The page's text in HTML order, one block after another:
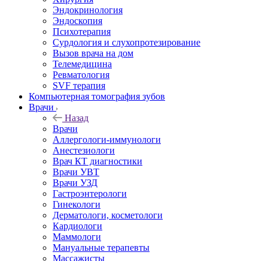
Эндокринология
Эндоскопия
Психотерапия
Сурдология и слухопротезирование
Вызов врача на дом
Телемедицина
Ревматология
SVF терапия
Компьютерная томография зубов
Врачи
Назад
Врачи
Аллергологи-иммунологи
Анестезиологи
Врач КТ диагностики
Врачи УВТ
Врачи УЗД
Гастроэнтерологи
Гинекологи
Дерматологи, косметологи
Кардиологи
Маммологи
Мануальные терапевты
Массажисты